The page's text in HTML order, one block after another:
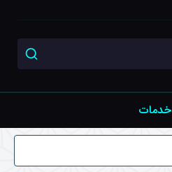
خدمات